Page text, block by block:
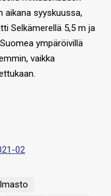
aikana syyskuussa,
Selkämerellä 5,5 m ja
ympäröivillä
vaikka
02